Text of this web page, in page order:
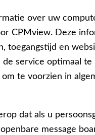
over uw
CPMview. Deze
toegangstijd en
de service optimaal
om te voorzien in
dat als u
message